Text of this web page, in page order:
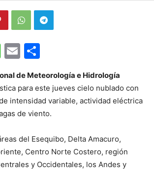
WhatsApp
Email
de Meteorología e Hidrología
para este jueves cielo nublado con
intensidad variable, actividad eléctrica
de viento.
del Esequibo, Delta Amacuro,
Centro Norte Costero, región
y Occidentales, los Andes y